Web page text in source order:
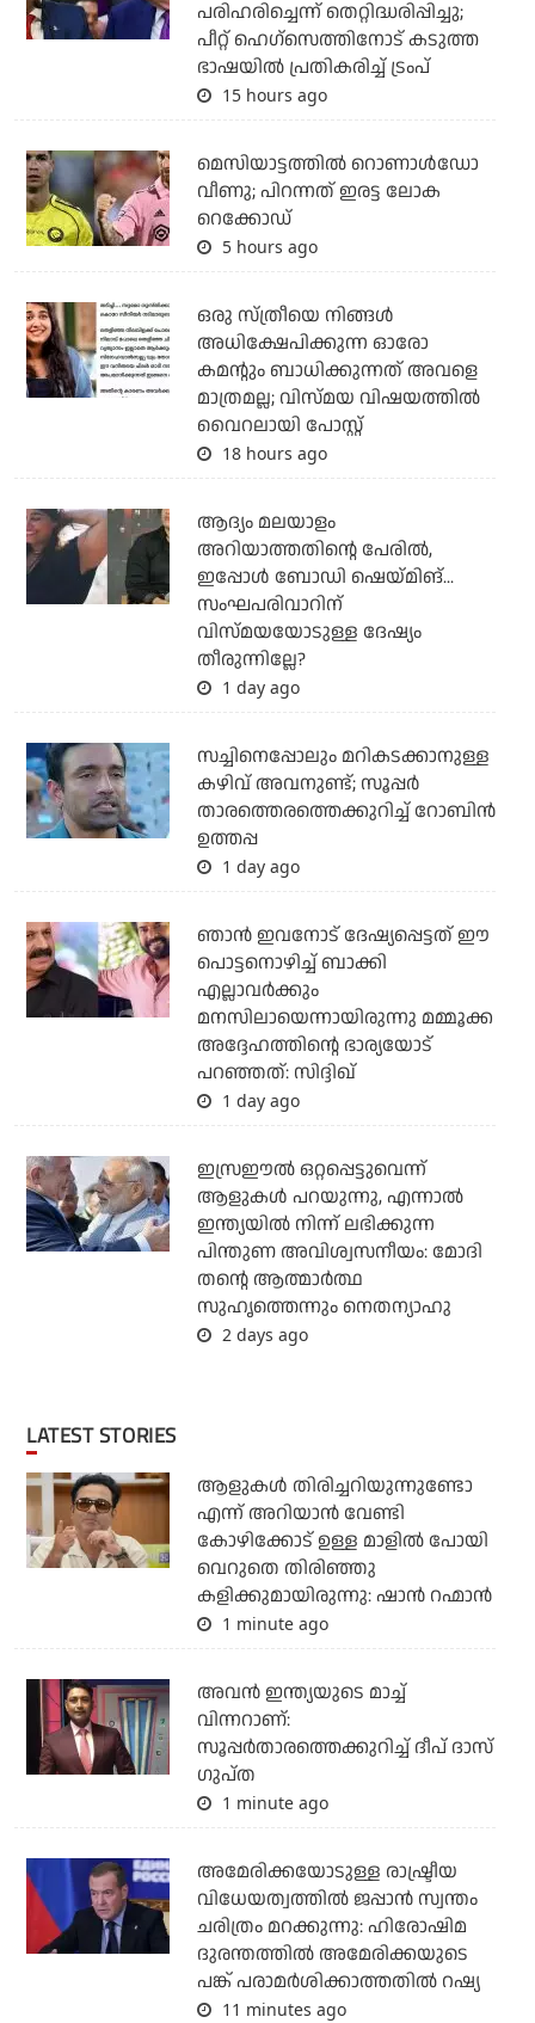
പരിഹരിച്ചെന്ന് തെറ്റിദ്ധരിപ്പിച്ചു;
പീറ്റ് ഹെഗ്‌സെത്തിനോട് കടുത്ത
ഭാഷയില്‍ പ്രതികരിച്ച് ട്രംപ്
15 hours ago
മെസിയാട്ടത്തില്‍ റൊണാള്‍ഡോ
വീണു; പിറന്നത് ഇരട്ട ലോക
റെക്കോഡ്
5 hours ago
ഒരു സ്ത്രീയെ നിങ്ങള്‍
അധിക്ഷേപിക്കുന്ന ഓരോ
കമന്റും ബാധിക്കുന്നത് അവളെ
മാത്രമല്ല; വിസ്മയ വിഷയത്തില്‍
വൈറലായി പോസ്റ്റ്
18 hours ago
ആദ്യം മലയാളം
അറിയാത്തതിന്റെ പേരില്‍,
ഇപ്പോള്‍ ബോഡി ഷെയ്മിങ്...
സംഘപരിവാറിന്
വിസ്മയയോടുള്ള ദേഷ്യം
തീരുന്നില്ലേ?
1 day ago
സച്ചിനെപ്പോലും മറികടക്കാനുള്ള
കഴിവ് അവനുണ്ട്; സൂപ്പര്‍
താരത്തെരത്തെക്കുറിച്ച് റോബിന്‍
ഉത്തപ്പ
1 day ago
ഞാന്‍ ഇവനോട് ദേഷ്യപ്പെട്ടത് ഈ
പൊട്ടനൊഴിച്ച് ബാക്കി
എല്ലാവര്‍ക്കും
മനസിലായെന്നായിരുന്നു മമ്മൂക്ക
അദ്ദേഹത്തിന്റെ ഭാര്യയോട്
പറഞ്ഞത്: സിദ്ദിഖ്
1 day ago
ഇസ്രഈല്‍ ഒറ്റപ്പെട്ടുവെന്ന്
ആളുകള്‍ പറയുന്നു, എന്നാല്‍
ഇന്ത്യയില്‍ നിന്ന് ലഭിക്കുന്ന
പിന്തുണ അവിശ്വസനീയം: മോദി
തന്റെ ആത്മാര്‍ത്ഥ
സുഹൃത്തെന്നും നെതന്യാഹു
2 days ago
LATEST STORIES
ആളുകൾ തിരിച്ചറിയുന്നുണ്ടോ
എന്ന് അറിയാൻ വേണ്ടി
കോഴിക്കോട് ഉള്ള മാളിൽ പോയി
വെറുതെ തിരിഞ്ഞു
കളിക്കുമായിരുന്നു: ഷാൻ റഹ്മാൻ
1 minute ago
അവന്‍ ഇന്ത്യയുടെ മാച്ച്
വിന്നറാണ്:
സൂപ്പര്‍താരത്തെക്കുറിച്ച് ദീപ് ദാസ്
ഗുപ്ത
1 minute ago
അമേരിക്കയോടുള്ള രാഷ്ട്രീയ
വിധേയത്വത്തില്‍ ജപ്പാന്‍ സ്വന്തം
ചരിത്രം മറക്കുന്നു: ഹിരോഷിമ
ദുരന്തത്തില്‍ അമേരിക്കയുടെ
പങ്ക് പരാമര്‍ശിക്കാത്തതില്‍ റഷ്യ
11 minutes ago